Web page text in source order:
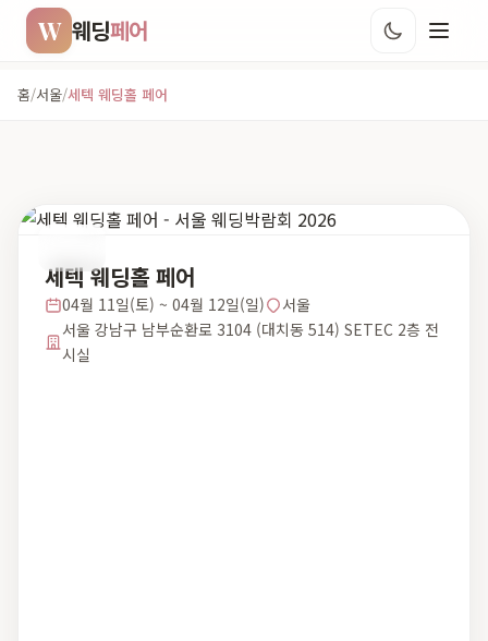
W 웨딩페어
홈/서울/세텍 웨딩홀 페어
세텍 웨딩홀 페어
04월 11일(토) ~ 04월 12일(일)
서울
서울 강남구 남부순환로 3104 (대치동 514) SETEC 2층 전
시실